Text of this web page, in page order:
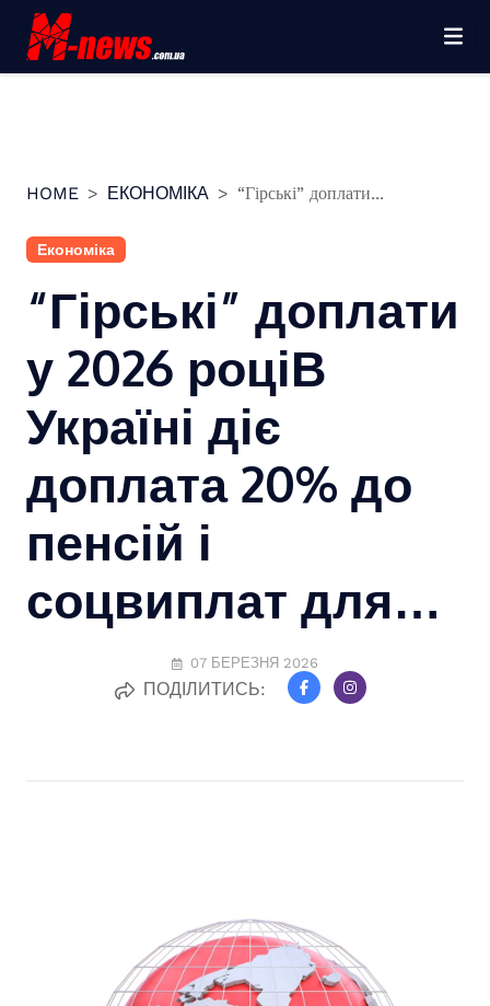
Перейти
вмісту
HOME ЕКОНОМІКА “Гірські” доплати...
Економіка
“Гірські” доплати
у 2026 роціВ
Україні діє
доплата 20% до
пенсій і
соцвиплат для…
07 БЕРЕЗНЯ 2026
ПОДІЛИТИСЬ: